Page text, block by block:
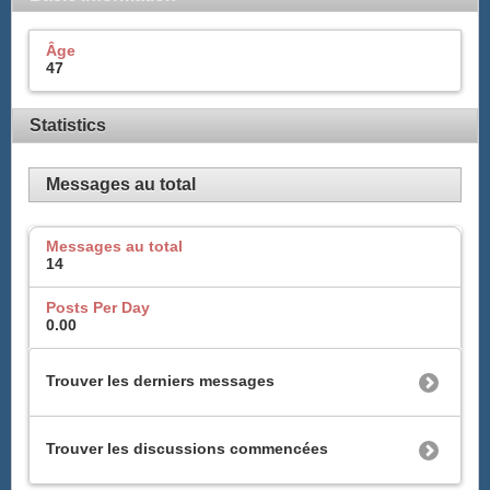
Âge
47
Statistics
Messages au total
Messages au total
14
Posts Per Day
0.00
Trouver les derniers messages
Trouver les discussions commencées